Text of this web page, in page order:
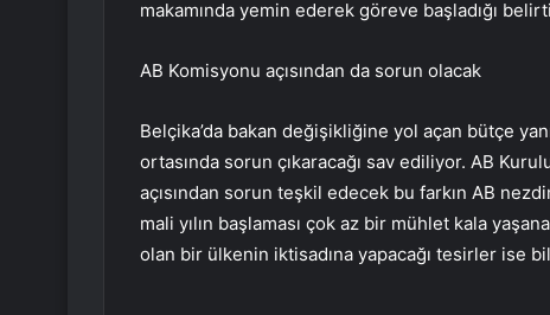
makamında yemin ederek göreve başladığı
AB Komisyonu açısından da sorun olacak
Belçika’da bakan değişikliğine yol açan bütçe
ortasında sorun çıkaracağı sav ediliyor. AB
açısından sorun teşkil edecek bu farkın AB
mali yılın başlaması çok az bir mühlet kala
olan bir ülkenin iktisadına yapacağı tesirler ise